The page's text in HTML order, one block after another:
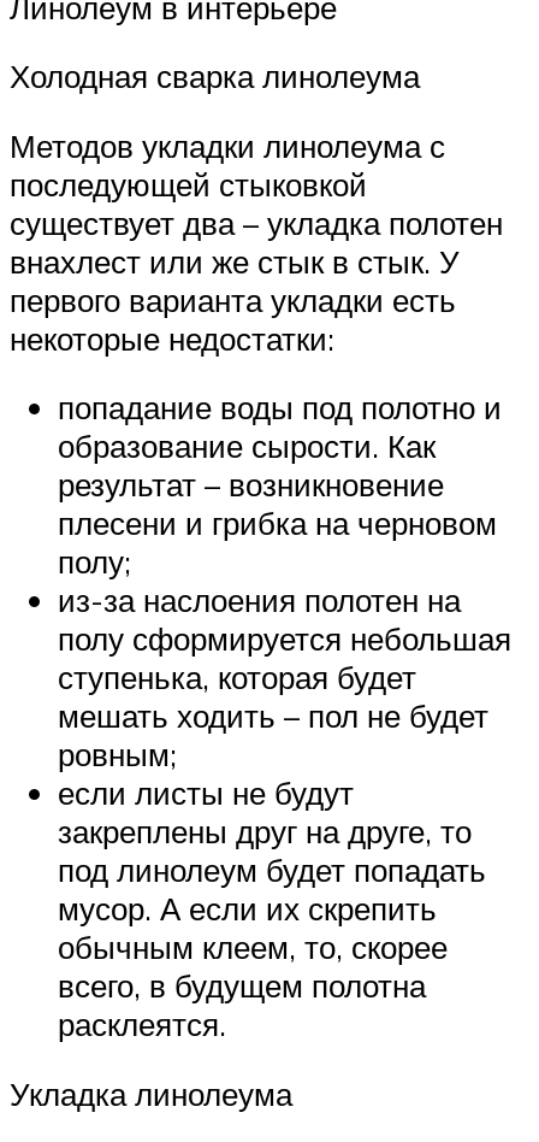
Холодная сварка линолеума
Методов укладки линолеума с
последующей стыковкой
существует два – укладка полотен
внахлест или же стык в стык. У
первого варианта укладки есть
некоторые недостатки:
попадание воды под полотно и
образование сырости. Как
результат – возникновение
плесени и грибка на черновом
полу;
из-за наслоения полотен на
полу сформируется небольшая
ступенька, которая будет
мешать ходить – пол не будет
ровным;
если листы не будут
закреплены друг на друге, то
под линолеум будет попадать
мусор. А если их скрепить
обычным клеем, то, скорее
всего, в будущем полотна
расклеятся.
Укладка линолеума